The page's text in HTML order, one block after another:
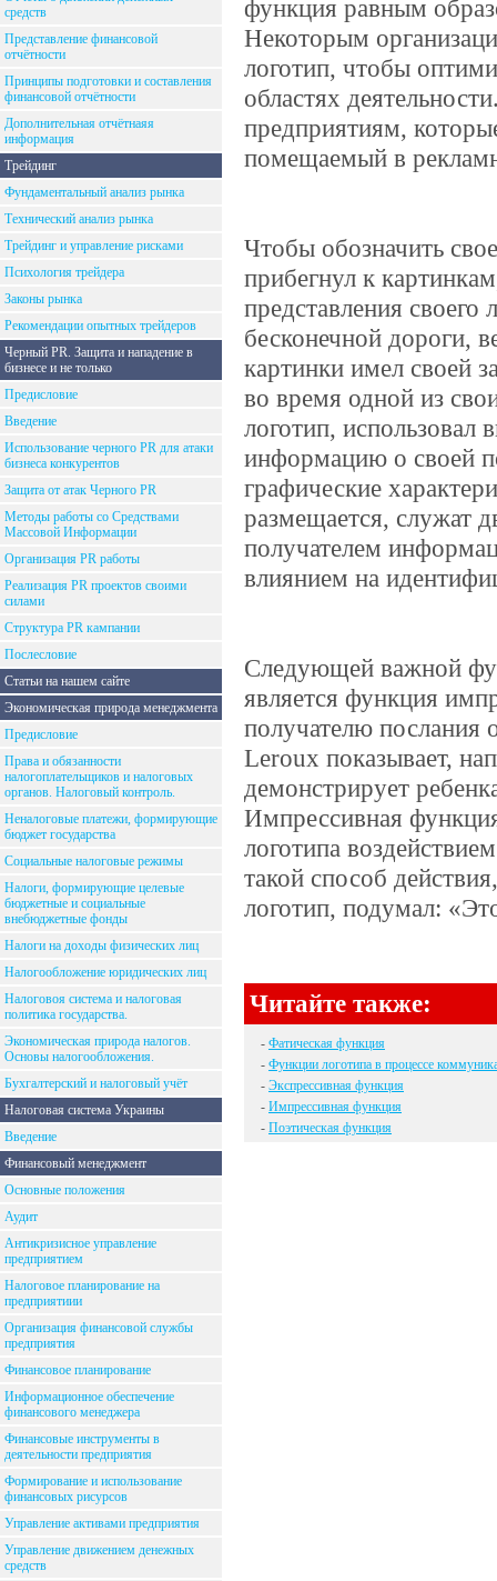
средств
Представление финансовой
отчётности
Принципы подготовки и составления
финансовой отчётности
Дополнительная отчётнаяя
информация
Трейдинг
Фундаментальный анализ рынка
Технический анализ рынка
Трейдинг и управление рисками
Психология трейдера
Законы рынка
Рекомендации опытных трейдеров
Черный PR. Защита и нападение в
бизнесе и не только
Предисловие
Введение
Использование черного PR для атаки
бизнеса конкурентов
Защита от атак Черного PR
Методы работы со Средствами
Массовой Информации
Организация PR работы
Реализация PR проектов своими
силами
Структура PR кампании
Послесловие
Статьи на нашем сайте
Экономическая природа менеджмента
Предисловие
Права и обязанности
налогоплательщиков и налоговых
органов. Налоговый контроль.
Неналоговые платежи, формирующие
бюджет государства
Социальные налоговые режимы
Налоги, формирующие целевые
бюджетные и социальные
внебюджетные фонды
Налоги на доходы физических лиц
Налогообложение юридических лиц
Налоговоя система и налоговая
политика государства.
Экономическая природа налогов.
Основы налогообложения.
Бухгалтерский и налоговый учёт
Налоговая система Украины
Введение
Финансовый менеджмент
Основные положения
Аудит
Антикризисное управление
предприятием
Налоговое планирование на
предприятиии
Организация финансовой службы
предприятия
Финансовое планирование
Информационное обеспечение
финансового менеджера
Финансовые инструменты в
деятельности предприятия
Формирование и использование
финансовых рисурсов
Управление активами предприятия
Управление движением денежных
средств
функция равным
Некоторым
логотип, чтобы
областях
предприятиям,
помещаемый в
Чтобы обозначить
прибегнул к
представления
бесконечной дороги,
картинки имел своей
во время одной из
логотип, использовал
информацию о своей
графические
размещается, служат
получателем
влиянием на
Следующей важной
является функция
получателю послания
Leroux показывает,
демонстрирует
Импрессивная
логотипа
такой способ
логотип, подумал:
Читайте также:
- Фатическая функция
- Функции логотипа в процессе
- Экспрессивная функция
- Импрессивная функция
- Поэтическая функция